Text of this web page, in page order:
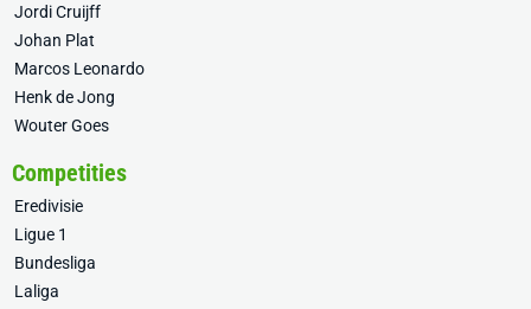
Jordi Cruijff
Johan Plat
Marcos Leonardo
Henk de Jong
Wouter Goes
Competities
Eredivisie
Ligue 1
Bundesliga
Laliga